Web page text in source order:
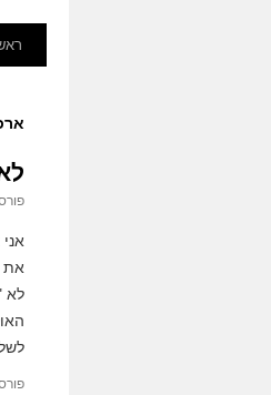
לדלג
את